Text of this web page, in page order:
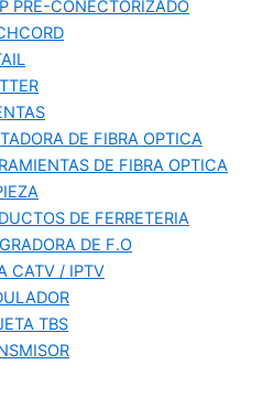
PRE-CONECTORIZADO
DE FIBRA OPTICA
DE FIBRA OPTICA
DE FERRETERIA
DE F.O
CATV / IPTV
TBS